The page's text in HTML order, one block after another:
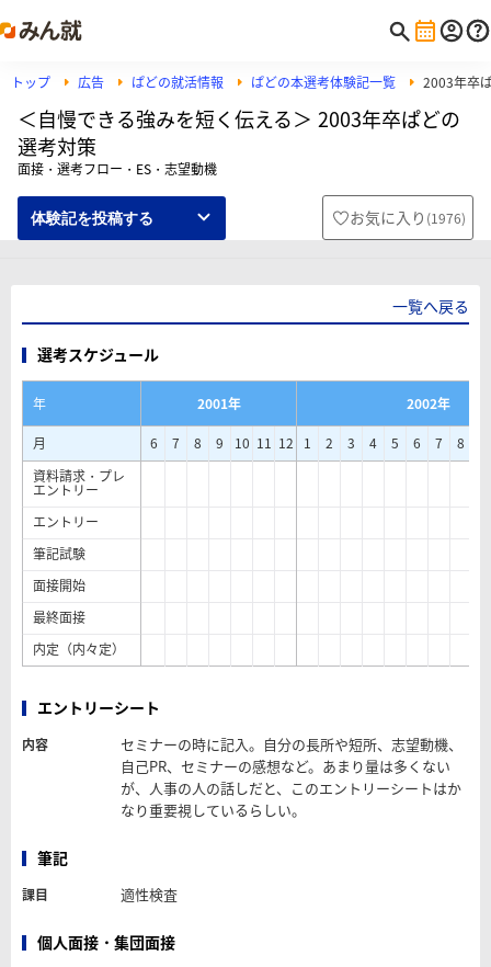
トップ 広告 ぱどの就活情報 ぱどの本選考体験記一覧 2003年卒
＜自慢できる強みを短く伝える＞ 2003年卒ぱどの
選考対策
面接・選考フロー・ES・志望動機
体験記を投稿する お気に入り (1976)
一覧へ戻る
選考スケジュール
年 2001年
2002年
月
6 7 8 9 10 11 12 1 2 3 4 5 6 7 8
資料請求・プレ
エントリー
エントリー
筆記試験
面接開始
最終面接
内定（内々定）
エントリーシート
内容
セミナーの時に記入。自分の長所や短所、志望動機、
自己PR、セミナーの感想など。あまり量は多くない
が、人事の人の話しだと、このエントリーシートはか
なり重要視しているらしい。
筆記
課目 適性検査
個人面接・集団面接